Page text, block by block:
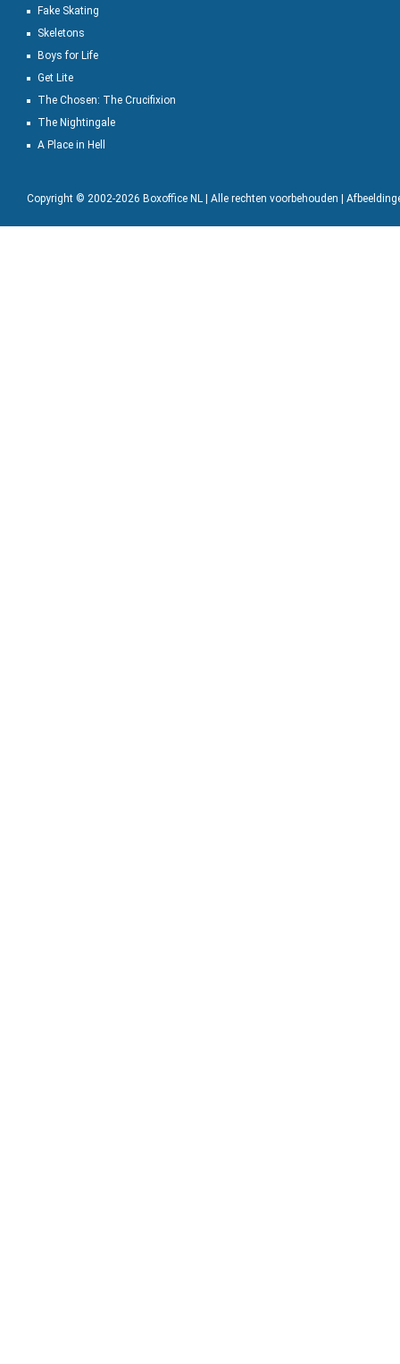
Fake Skating
Skeletons
Boys for Life
Get Lite
The Chosen: The Crucifixion
The Nightingale
A Place in Hell
Copyright © 2002-2026 Boxoffice NL | Alle rechten voorbehouden |